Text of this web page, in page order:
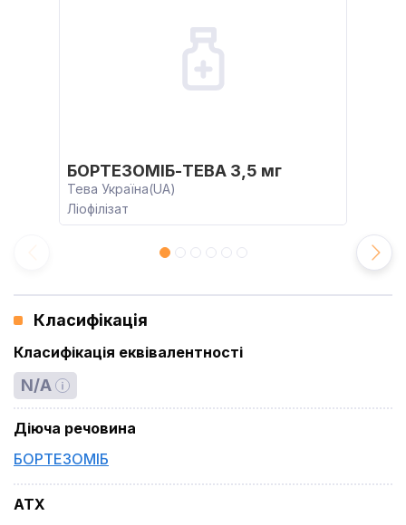
БОРТЕЗОМІБ-ТЕВА 3,5 мг
Тева Україна(UA)
Ліофілізат
Класифікація
Класифікація еквівалентності
N/A
Діюча речовина
БОРТЕЗОМІБ
ATX